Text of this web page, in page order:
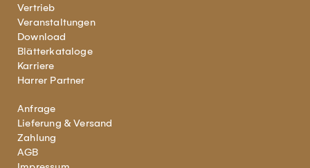
Vertrieb
Veranstaltungen
Download
Blätterkataloge
Karriere
Harrer Partner
Anfrage
Lieferung & Versand
Zahlung
AGB